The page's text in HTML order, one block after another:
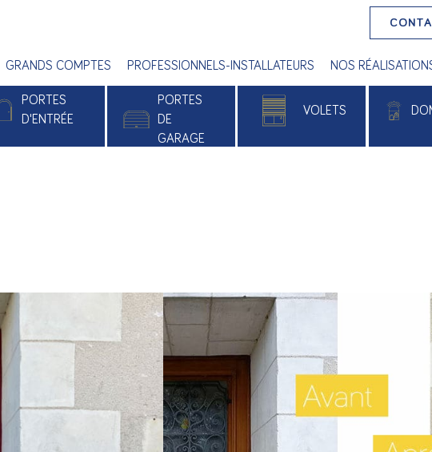
GRANDS COMPTES PROFESSIONNELS-INSTALLATEURS NOS
PORTES
D'ENTRÉE
Monobloc Plaxé
PORTES
DE
GARAGE
VOLETS